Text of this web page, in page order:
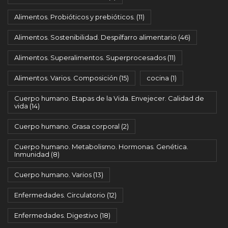
Alimentos. Probióticos y prebióticos. (11)
Alimentos. Sostenibilidad. Despilfarro alimentario (46)
Alimentos. Superalimentos. Superprocesados (11)
Alimentos. Varios. Composición (15) cocina (1)
Cuerpo humano. Etapas de la Vida. Envejecer. Calidad de
vida (14)
Cuerpo humano. Grasa corporal (2)
Cuerpo humano. Metabolismo. Hormonas. Genética.
Inmunidad (8)
Cuerpo humano. Varios (13)
Enfermedades. Circulatorio (12)
Enfermedades. Digestivo (18)